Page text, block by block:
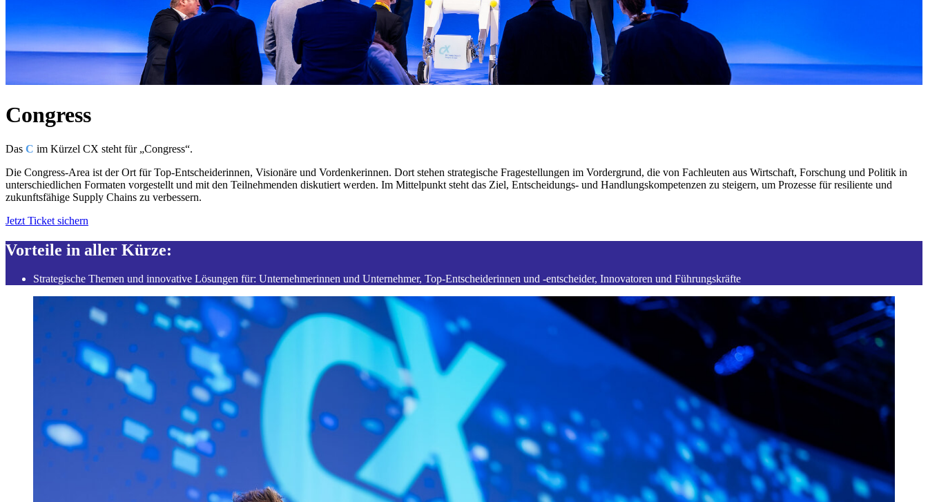
Congress
Das C im Kürzel CX steht für „Congress“.
Die Congress-Area ist der Ort für Top-Entscheiderinnen, Visionäre und Vordenkerinnen. Dort stehen strategische Fragestellungen im Vordergrund, die von Fachleuten aus Wirtschaft, Forschung und Politik in
unterschiedlichen Formaten vorgestellt und mit den Teilnehmenden diskutiert werden. Im Mittelpunkt steht das Ziel, Entscheidungs- und Handlungskompetenzen zu steigern, um Prozesse für resiliente und
zukunftsfähige Supply Chains zu verbessern.
Jetzt Ticket sichern
Vorteile in aller Kürze:
Strategische Themen und innovative Lösungen für: Unternehmerinnen und Unternehmer, Top-Entscheiderinnen und -entscheider, Innovatoren und Führungskräfte